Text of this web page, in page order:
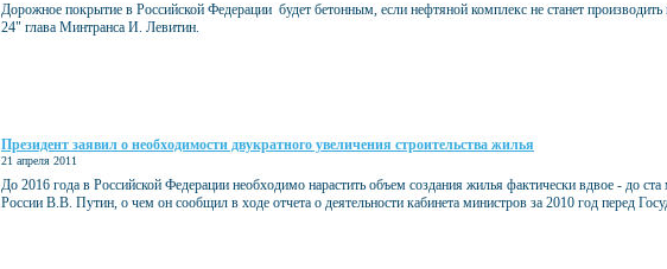
Дорожное покрытие в Российской Федерации будет бетонным, если нефтяной комплекс не станет
24" глава Минтранса И. Левитин.
Президент заявил о необходимости двукратного увеличения строительства жилья
21 апреля 2011
До 2016 года в Российской Федерации необходимо нарастить объем создания жилья фактически вдвое - до ста
России В.В. Путин, о чем он сообщил в ходе отчета о деятельности кабинета министров за 2010 год перед